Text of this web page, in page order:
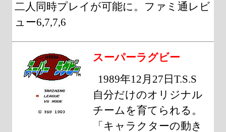
二人同時プレイが可能に。ファミ通レビ
ュー6,7,7,6
スーパーラグビー
1989年12月27日T.S.S
自分だけのオリジナル
チームを育てられる。
「キャラクターの動き